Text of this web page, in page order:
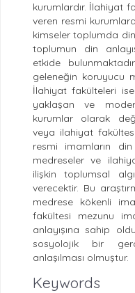
kurumlardır. İlahiyat
veren resmi
kimseler toplumda
toplumun din
etkide
geleneğin koruyucu
İlahiyat fakülteleri
yaklaşan ve
kurumlar olarak
veya ilahiyat
resmi imamların din
medreseler ve
ilişkin toplumsal
verecektir. Bu
medrese kökenli
fakültesi mezunu
anlayışına sahip
sosyolojik bir
anlaşılması olmuştur.
Keywords